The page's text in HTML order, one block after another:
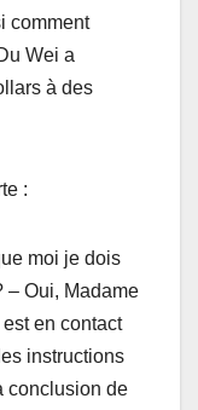
comment
Wei a
à des
:
moi je dois
– Oui, Madame
en contact
instructions
conclusion de